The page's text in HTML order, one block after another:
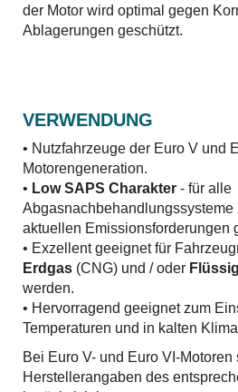
der Motor wird optimal gegen
Ablagerungen geschützt.
VERWENDUNG
• Nutzfahrzeuge der Euro V und
Motorengeneration.
• Low SAPS Charakter - für alle
Abgasnachbehandlungssysteme
aktuellen Emissionsforderungen
• Exzellent geeignet für
Erdgas (CNG) und / oder
werden.
• Hervorragend geeignet zum
Temperaturen und in kalten
Bei Euro V- und Euro VI-
Herstellerangaben des